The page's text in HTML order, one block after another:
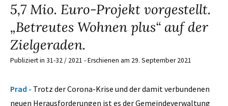
5,7 Mio. Euro-Projekt vorgestellt.
„Betreutes Wohnen plus“ auf der
Zielgeraden.
Publiziert in 31-32 / 2021 - Erschienen am 29. September 2021
Prad - Trotz der Corona-Krise und der damit verbundenen
neuen Herausforderungen ist es der Gemeindeverwaltung